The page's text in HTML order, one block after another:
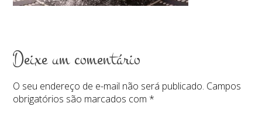
Deixe um comentário
O seu endereço de e-mail não será publicado. Campos
obrigatórios são marcados com *